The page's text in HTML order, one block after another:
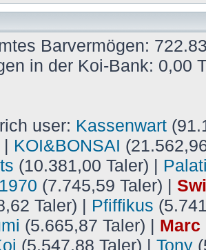
Barvermögen:
in der Koi-Bank: 0,00
user: Kassenwart
| KOI&BONSAI
(10.381,00 Taler) |
(7.745,59 Taler) |
Taler) | Pfiffikus
(5.665,87 Taler) | Marc
(5.547,88 Taler) | Tony